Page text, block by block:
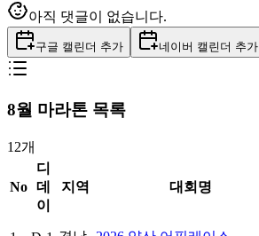
아직 댓글이 없습니다.
구글 캘린더 추가 네이버 캘린더 추가
8월 마라톤 목록
12개
No
디
데
이
지역 대회명